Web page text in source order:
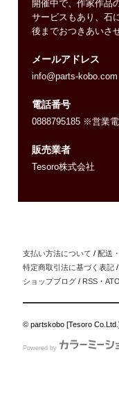
開催中で、作家作品
サービスもあり、石
後までおつきあいさ
メールアドレス
info@parts-kobo.com
電話番号
0888795185 ※営業電
販売業者
Tesoro株式会社
支払い方法について / 配送
特定商取引法に基づく表記 /
ショップブログ / RSS ・
© partskobo [Tesoro Co.Ltd.]
Powered by